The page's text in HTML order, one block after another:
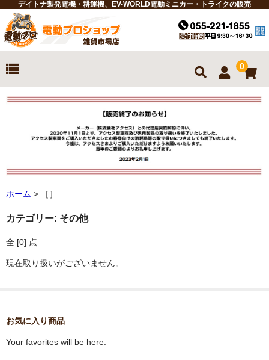
デイトナ製発電機・耕運機、EV-WORLD電動ミニカー・トライクの販売
0
ホーム
お買物ガイド
電動トライク
ホーム > ［］
カテゴリー: その他
全 [0] 点
現在取り扱いがございません。
お気に入り商品
Your favorites will be here.